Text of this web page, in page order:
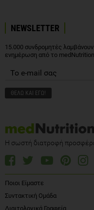
NEWSLETTER
15.000 συνδρομητές
ενημέρωση από το
Η σωστή διατροφή
Ποιοι Είμαστε
Συντακτική Ομάδα
Διαιτολογικά Γραφεία